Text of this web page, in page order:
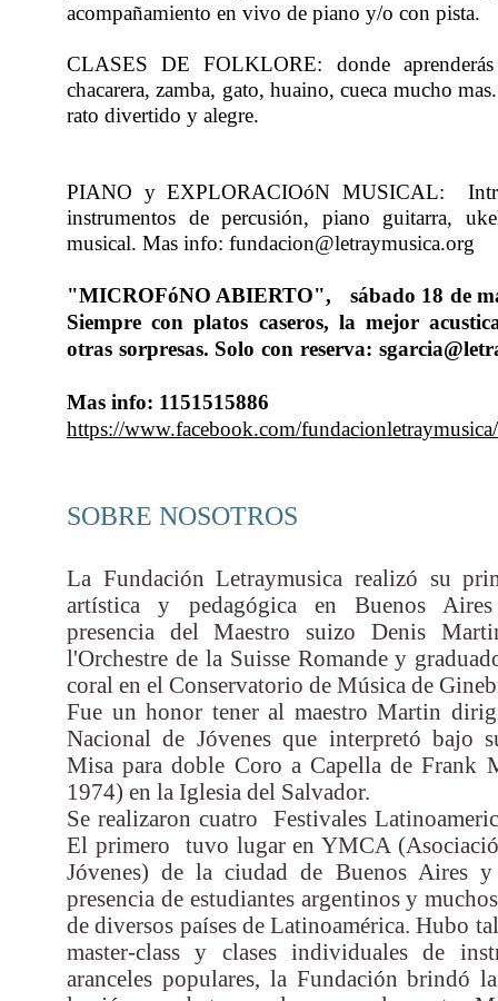
acompañamiento en vivo de piano y/o con pista.
CLASES DE FOLKLORE: donde aprenderás
chacarera, zamba, gato, huaino, cueca mucho
rato divertido y alegre.
PIANO y EXPLORACIOóN MUSICAL:
instrumentos de percusión, piano guitarra,
musical. Mas info: fundacion@letraymusica.org
"MICROFóNO ABIERTO", sábado 18 de
Siempre conplatos caseros, la mejor
otras sorpresas. Solo con reserva:
Mas info: 1151515886
https://www.facebook.com/fundacionletraymusica/
SOBRE NOSOTROS
La Fundación Letraymusica realizó su
artística y pedagógica en Buenos
presencia del Maestro suizo Denis
l'Orchestre de la Suisse Romande y
coral en el Conservatorio de Música de
Fue un honor tener al maestro Martin
Nacional de Jóvenes que interpretó bajo
Misa para doble Coro a Capella de Frank
1974) en la Iglesia del Salvador.
Se realizaron cuatro Festivales
El primero tuvo lugar en YMCA
Jóvenes) de la ciudad de Buenos Aires
presencia de estudiantes argentinos y
de diversos países de Latinoamérica. Hubo
master-class y clases individuales de
aranceles populares, la Fundación brindó